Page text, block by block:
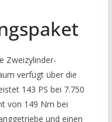
Zweizylinder-
verfügt über die
143 PS bei 7.750
von 149 Nm bei
und einen